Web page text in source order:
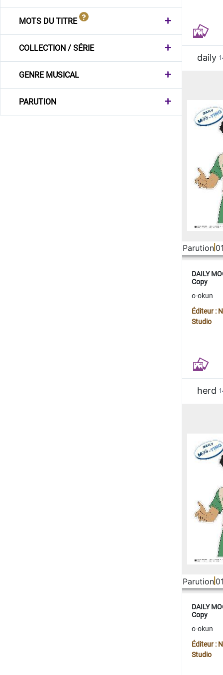
MOTS DU TITRE
COLLECTION / SÉRIE
GENRE MUSICAL
PARUTION
daily
Parution
DAILY
Copy
o-okun
Éditeur :
Studio
herd
Parution
DAILY
Copy
o-okun
Éditeur :
Studio